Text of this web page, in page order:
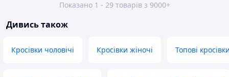
Показано 1 - 29 товарів з 9000+
Дивись також
Кросівки чоловічі Кросівки жіночі Топові